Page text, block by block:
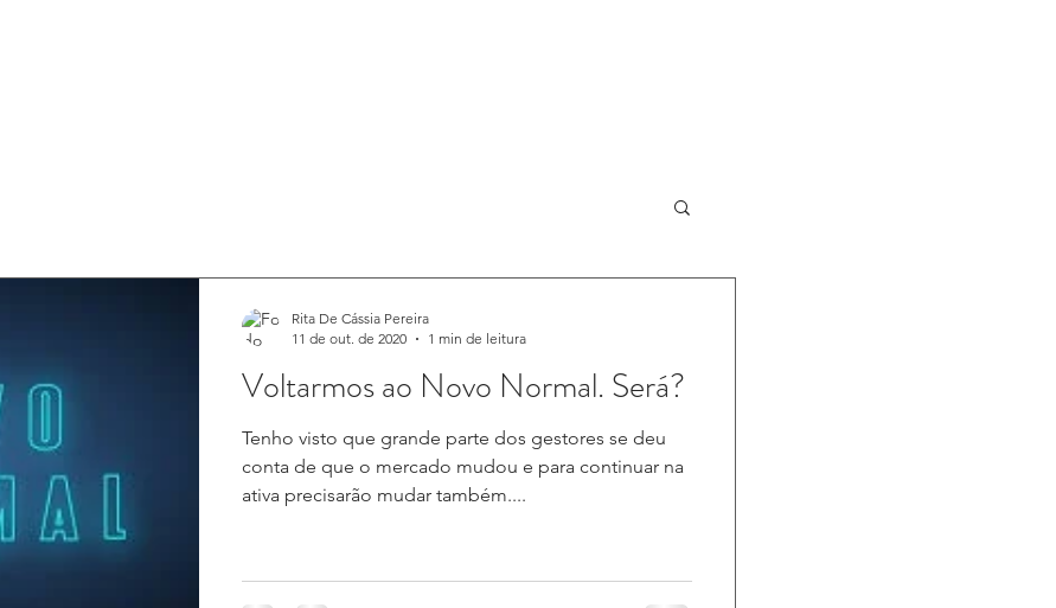
Voltarmos ao Novo Normal. Será?
Tenho visto que grande parte dos gestores se deu
conta de que o mercado mudou e para continuar na
ativa precisarão mudar também....
Rita De Cássia Pereira
11 de out. de 2020
1 min de leitura